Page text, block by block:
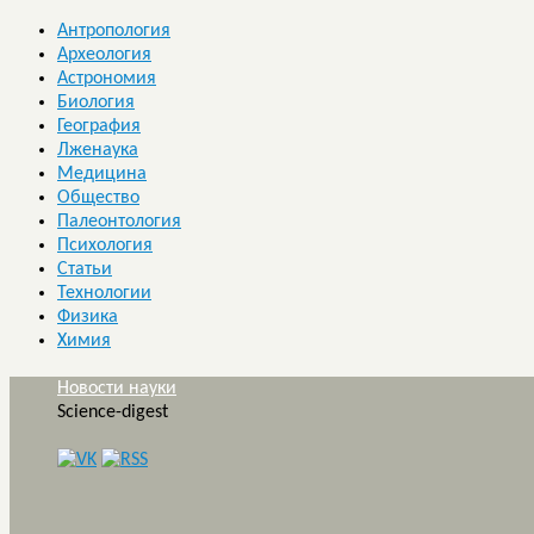
Антропология
Археология
Астрономия
Биология
География
Лженаука
Медицина
Общество
Палеонтология
Психология
Статьи
Технологии
Физика
Химия
Новости науки
Science-digest